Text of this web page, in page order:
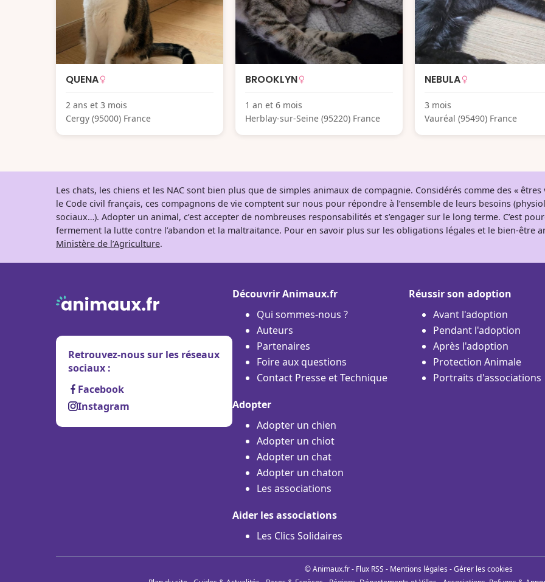
QUENA
2 ans et 3 mois
Cergy (95000) France
BROOKLYN
1 an et 6 mois
Herblay-sur-Seine (95220) France
NEBULA
3 mois
Vauréal (95490) France
Les chats, les chiens et les NAC sont bien plus que de simples animaux de compagnie. Considérés comme des «
le Code civil français, ces compagnons de vie comptent sur nous pour répondre à l’ensemble de leurs besoins
sociaux…). Adopter un animal, c’est accepter de nombreuses responsabilités et s’engager sur le long terme. C’est
fermement la lutte contre l’abandon et la maltraitance. Pour en savoir plus sur les obligations légales et le bien-être
Ministère de l’Agriculture.
Retrouvez-nous sur les réseaux
sociaux :
Facebook
Instagram
Découvrir Animaux.fr
Qui sommes-nous ?
Auteurs
Partenaires
Foire aux questions
Contact Presse et Technique
Adopter
Adopter un chien
Adopter un chiot
Adopter un chat
Adopter un chaton
Les associations
Aider les associations
Les Clics Solidaires
Réussir son adoption
Avant l'adoption
Pendant l'adoption
Après l'adoption
Protection Animale
Portraits d'associations
© Animaux.fr - Flux RSS - Mentions légales -Gérer les cookies